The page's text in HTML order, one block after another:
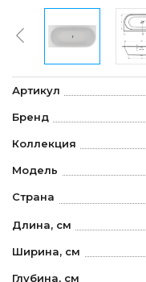
Артикул
Бренд
Коллекция
Модель
Страна
Длина, см
Ширина, см
Глубина, см